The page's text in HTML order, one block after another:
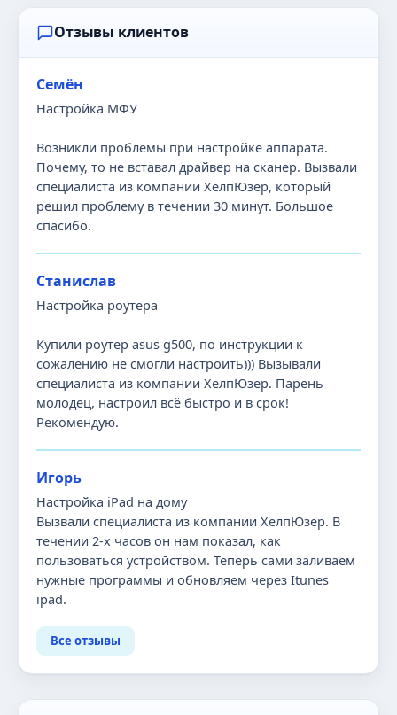
Отзывы клиентов
Семён
Настройка МФУ
Возникли проблемы при настройке аппарата.
Почему, то не вставал драйвер на сканер. Вызвали
специалиста из компании ХелпЮзер, который
решил проблему в течении 30 минут. Большое
спасибо.
Станислав
Настройка роутера
Купили роутер asus g500, по инструкции к
сожалению не смогли настроить))) Вызывали
специалиста из компании ХелпЮзер. Парень
молодец, настроил всё быстро и в срок!
Рекомендую.
Игорь
Настройка iPad на дому
Вызвали специалиста из компании ХелпЮзер. В
течении 2-х часов он нам показал, как
пользоваться устройством. Теперь сами заливаем
нужные программы и обновляем через Itunes
ipad.
Все отзывы